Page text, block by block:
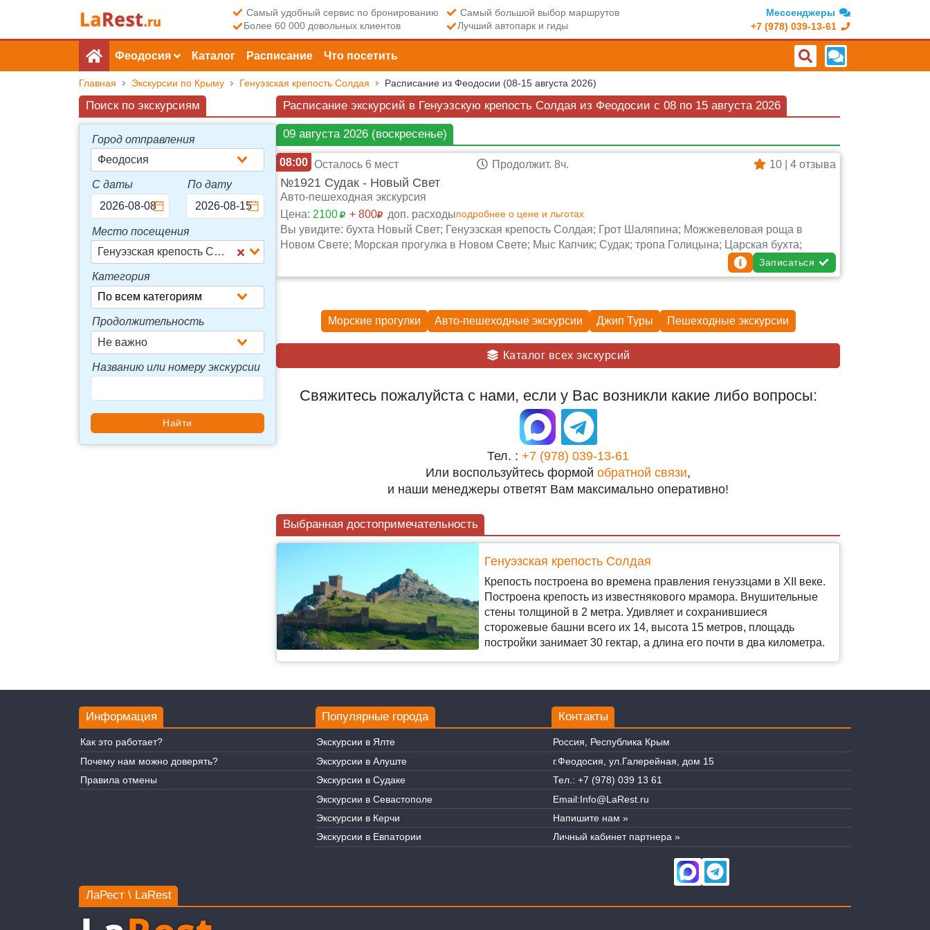
Самый удобный сервис по бронированию
Самый большой выбор маршрутов
Более 60 000 довольных клиентов
Лучший автопарк и гиды
Мессенджеры
+7 (978) 039-13-61
Феодосия Каталог Расписание Что посетить
Главная Экскурсии по Крыму Генуэзская крепость Солдая Расписание из Феодосии (08-15 августа 2026)
Расписание экскурсий в Генуэзскую крепость Солдая из Феодосии c 08 по 15 августа 2026
09 августа 2026 (воскресенье)
08:00 Осталось 6 мест 10 | 4 отзыва
№1921 Судак - Новый Свет
Авто-пешеходная экскурсия
Цена: 2100 + 800 доп. расходыподробнее о цене и льготах
Вы увидите: бухта Новый Свет; Генуэзская крепость Солдая; Грот Шаляпина; Можжевеловая роща в
Новом Свете; Морская прогулка в Новом Свете; Мыс Капчик; Судак; тропа Голицына; Царская бухта;
Продолжит. 8ч.
Записаться
Морские прогулки Авто-пешеходные экскурсии Джип Туры Пешеходные экскурcии
Каталог всех экскурсий
Свяжитесь пожалуйста с нами, если у Вас возникли какие либо вопросы:
Тел. : +7 (978) 039-13-61
Или воспользуйтесь формой обратной связи,
и наши менеджеры ответят Вам максимально оперативно!
Выбранная достопримечательность
Генуэзская крепость Солдая
Крепость построена во времена правления генуэзцами в ХII веке.
Построена крепость из известнякового мрамора. Внушительные
стены толщиной в 2 метра. Удивляет и сохранившиеся
сторожевые башни всего их 14, высота 15 метров, площадь
постройки занимает 30 гектар, а длина его почти в два километра.
Поиск по экскурсиям
Город отправления
Феодосия
С даты По дату
Место посещения
Генуэзская крепость Солдая
Категория
Продолжительность
Не важно
Названию или номеру экскурсии
Контакты
Россия, Республика Крым
г.Феодосия, ул.Галерейная, дом 15
Тел.: +7 (978) 039 13 61
Email:Info@LaRest.ru
Напишите нам »
Личный кабинет партнера »
Информация
Как это работает?
Почему нам можно доверять?
Правила отмены
Популярные города
Экскурсии в Ялте
Экскурсии в Алуште
Экскурсии в Судаке
Экскурсии в Севастополе
Экскурсии в Керчи
Экскурсии в Евпатории
ЛаРест \ LaRest